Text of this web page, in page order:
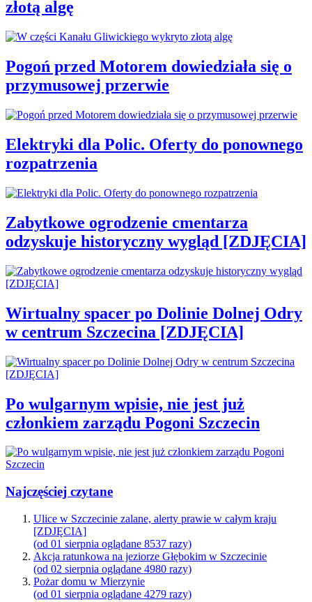
złotą algę
Pogoń przed Motorem dowiedziała się o
przymusowej przerwie
Elektryki dla Polic. Oferty do ponownego
rozpatrzenia
Zabytkowe ogrodzenie cmentarza
odzyskuje historyczny wygląd [ZDJĘCIA]
Wirtualny spacer po Dolinie Dolnej Odry
w centrum Szczecina [ZDJĘCIA]
Po wulgarnym wpisie, nie jest już
członkiem zarządu Pogoni Szczecin
Najczęściej czytane
Ulice w Szczecinie zalane, alerty prawie w całym kraju
[ZDJĘCIA]
(od 01 sierpnia oglądane 8537 razy)
Akcja ratunkowa na jeziorze Głębokim w Szczecinie
(od 02 sierpnia oglądane 4980 razy)
Pożar domu w Mierzynie
(od 01 sierpnia oglądane 4279 razy)